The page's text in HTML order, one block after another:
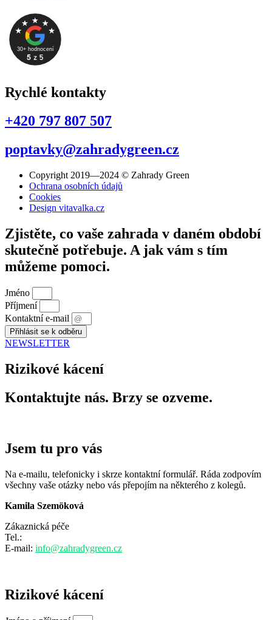
Rychlé kontakty
+420 797 807 507
poptavky@zahradygreen.cz
Copyright 2019—2024 © Zahrady Green
Ochrana osobních údajů
Cookies
Design vitavalka.cz
Zjistěte, co vaše zahrada v daném období
skutečně potřebuje. A jak vám s tím
můžeme pomoci.
Jméno
Příjmení
Kontaktní e-mail
Přihlásit se k odběru
NEWSLETTER
Rizikové kácení
Kontaktujte nás. Brzy se ozveme.
Jsem tu pro vás
Na e-mailu, telefonicky i skrze kontaktní formulář. Ráda zodpovím
všechny vaše otázky nebo vás přepojím na některého z kolegů.
Kamila Szemöková
Zákaznická péče
Tel.:
E-mail: info@zahradygreen.cz
Rizikové kácení